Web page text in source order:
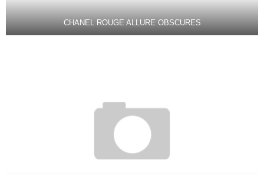
CHANEL ROUGE ALLURE OBSCURES